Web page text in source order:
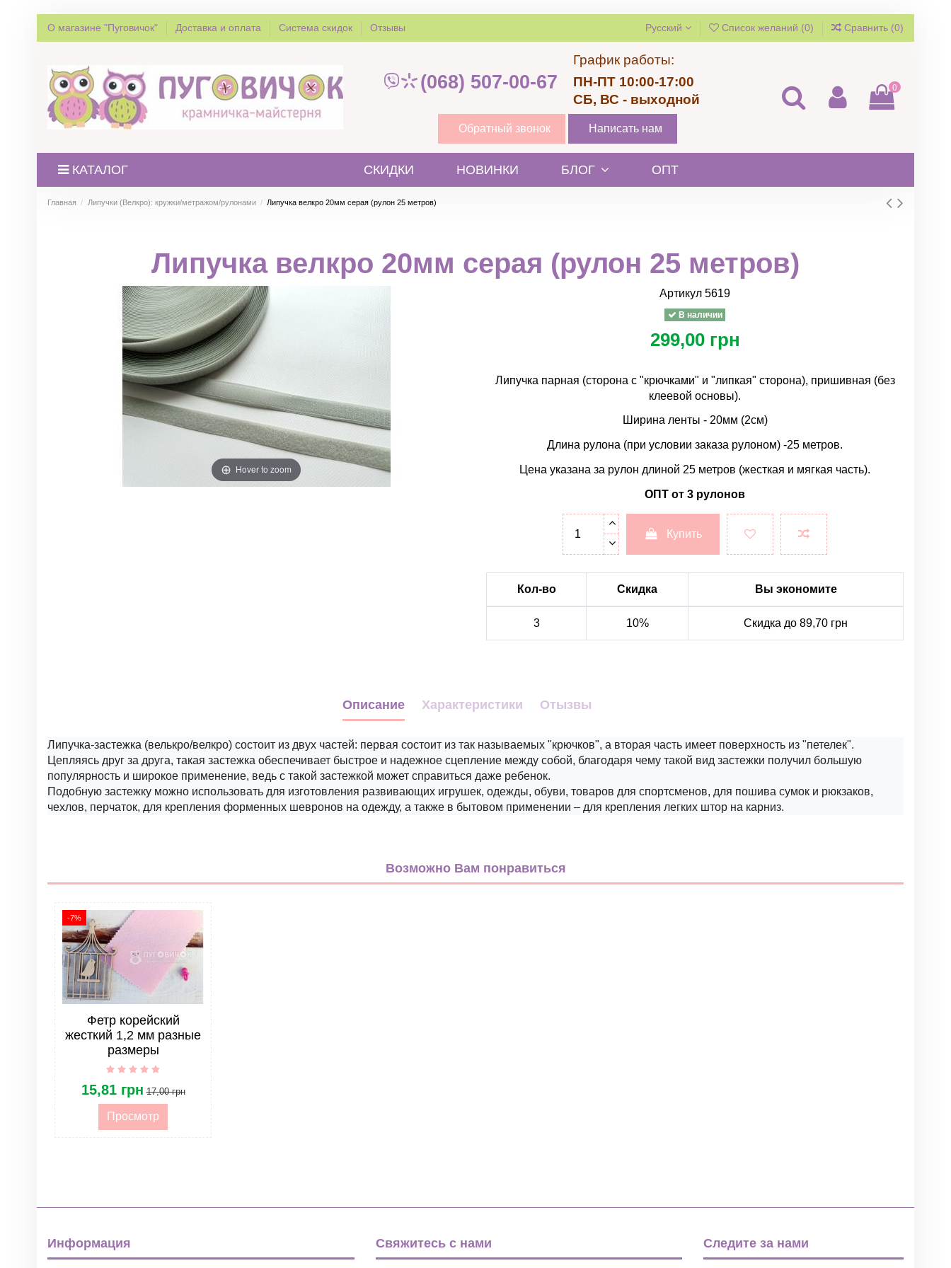
О магазине "Пуговичок" Доставка и оплата Система скидок Отзывы Русский Список желаний (0) Сравнить (0)
(068) 507-00-67
График работы:
ПН-ПТ 10:00-17:00
СБ, ВС - выходной
Обратный звонок Написать нам
0
КАТАЛОГ СКИДКИ НОВИНКИ БЛОГ ОПТ
Главная Липучки (Велкро): кружки/метражом/рулонами Липучка велкро 20мм серая (рулон 25 метров)
Липучка велкро 20мм серая (рулон 25 метров)
Hover to zoom
Артикул 5619
В наличии
299,00 грн
Липучка парная (сторона с "крючками" и "липкая" сторона), пришивная (без
клеевой основы).
Ширина ленты - 20мм (2см)
Длина рулона (при условии заказа рулоном) -25 метров.
Цена указана за рулон длиной 25 метров (жесткая и мягкая часть).
ОПТ от 3 рулонов
Купить
Кол-во Скидка Вы экономите
3 10% Скидка до 89,70 грн
Описание Характеристики Отызвы
Липучка-застежка (велькро/велкро) состоит из двух частей: первая состоит из так называемых "крючков", а вторая часть имеет поверхность из "петелек".
Цепляясь друг за друга, такая застежка обеспечивает быстрое и надежное сцепление между собой, благодаря чему такой вид застежки получил большую
популярность и широкое применение, ведь с такой застежкой может справиться даже ребенок.
Подобную застежку можно использовать для изготовления развивающих игрушек, одежды, обуви, товаров для спортсменов, для пошива сумок и рюкзаков,
чехлов, перчаток, для крепления форменных шевронов на одежду, а также в бытовом применении – для крепления легких штор на карниз.
Опт
ОПТ. Тип товара
ОПТ. Группа товара
Возможно Вам понравиться
-7%
Фетр корейский
жесткий 1,2 мм разные
размеры
15,81 грн 17,00 грн
Просмотр
Информация Свяжитесь с нами Следите за нами